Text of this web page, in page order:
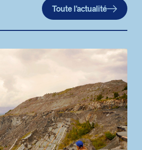
Toute l'actualité